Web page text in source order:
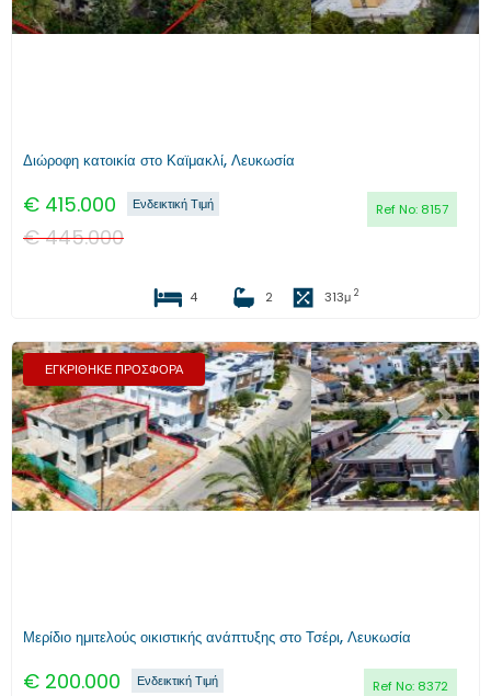
Διώροφη κατοικία στο Καϊμακλί, Λευκωσία
€ 415.000 Ref No: 8157
Ενδεικτική Τιμή
€445.000
4 2 313μ 2
ΕΓΚΡΙΘΗΚΕ ΠΡΟΣΦΟΡΑ
Προηγούμενο Επόμενο
Μερίδιο ημιτελούς οικιστικής ανάπτυξης στο Τσέρι, Λευκωσία
€ 200.000 Ref No: 8372
Ενδεικτική Τιμή